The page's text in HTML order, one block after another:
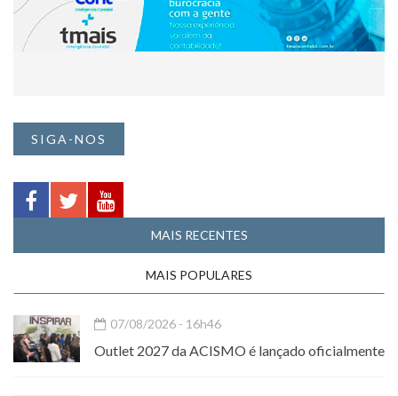
SIGA-NOS
MAIS RECENTES
MAIS POPULARES
07/08/2026 - 16h46
Outlet 2027 da ACISMO é lançado oficialmente